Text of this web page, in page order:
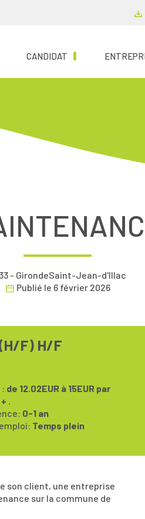
CANDIDAT (CURRENT)
33 - GirondeSaint-Jean-d'Illac
Publié le 6 février 2026
F) H/F
de 12.02EUR à 15EUR par
.
0-1 an
Temps plein
son client, une entreprise
sur la commune de